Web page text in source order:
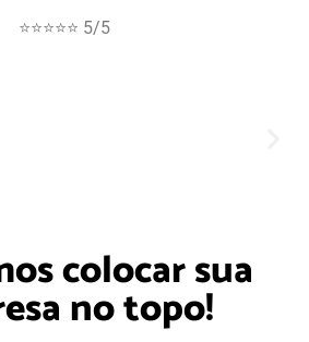
⭐⭐⭐⭐⭐ 5/5
colocar sua
no topo!